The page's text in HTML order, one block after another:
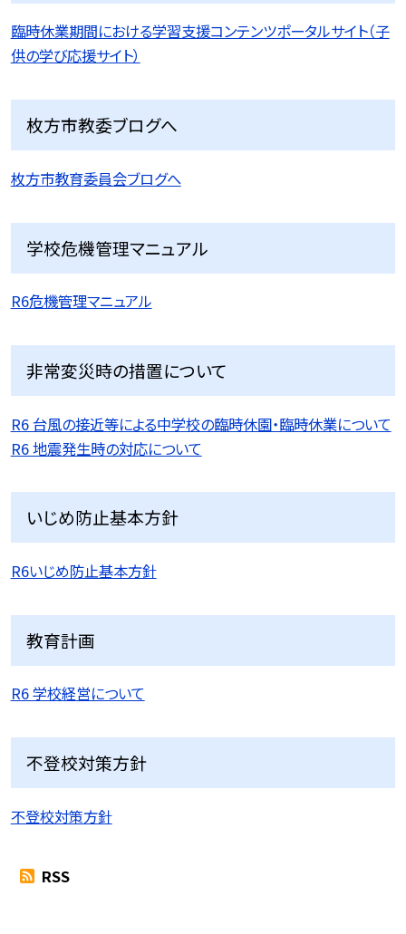
臨時休業期間における学習支援コンテンツポータルサイト（子
供の学び応援サイト）
枚方市教委ブログへ
枚方市教育委員会ブログへ
学校危機管理マニュアル
R6危機管理マニュアル
非常変災時の措置について
R6 台風の接近等による中学校の臨時休園・臨時休業について
R6 地震発生時の対応について
いじめ防止基本方針
R6いじめ防止基本方針
教育計画
R6 学校経営について
不登校対策方針
不登校対策方針
RSS